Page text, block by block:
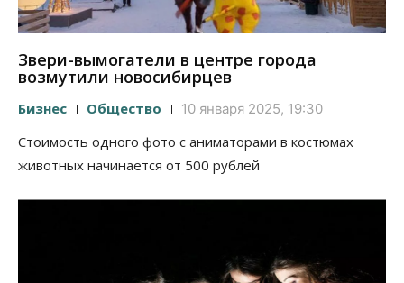
Звери-вымогатели в центре города
возмутили новосибирцев
Бизнес Общество 10 января 2025, 19:30
Стоимость одного фото с аниматорами в костюмах
животных начинается от 500 рублей